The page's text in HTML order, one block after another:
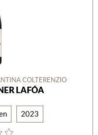
COLTERENZIO
LAFÓA
2023